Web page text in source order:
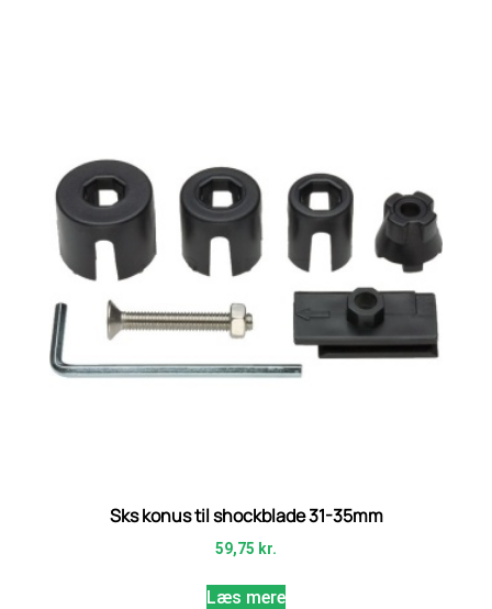
Sks konus til shockblade 31-35mm
59,75 kr.
Læs mere